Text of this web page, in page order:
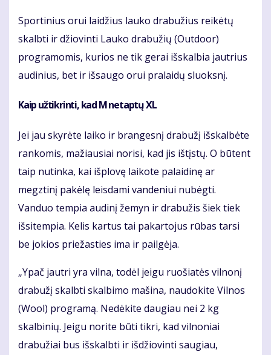
Sportinius orui laidžius lauko drabužius reikėtų
skalbti ir džiovinti Lauko drabužių (Outdoor)
programomis, kurios ne tik gerai išskalbia jautrius
audinius, bet ir išsaugo orui pralaidų sluoksnį.
Kaip užtikrinti, kad M netaptų XL
Jei jau skyrėte laiko ir brangesnį drabužį išskalbėte
rankomis, mažiausiai norisi, kad jis ištįstų. O būtent
taip nutinka, kai išplovę laikote palaidinę ar
megztinį pakėlę leisdami vandeniui nubėgti.
Vanduo tempia audinį žemyn ir drabužis šiek tiek
išsitempia. Kelis kartus tai pakartojus rūbas tarsi
be jokios priežasties ima ir pailgėja.
„Ypač jautri yra vilna, todėl jeigu ruošiatės vilnonį
drabužį skalbti skalbimo mašina, naudokite Vilnos
(Wool) programą. Nedėkite daugiau nei 2 kg
skalbinių. Jeigu norite būti tikri, kad vilnoniai
drabužiai bus išskalbti ir išdžiovinti saugiau,